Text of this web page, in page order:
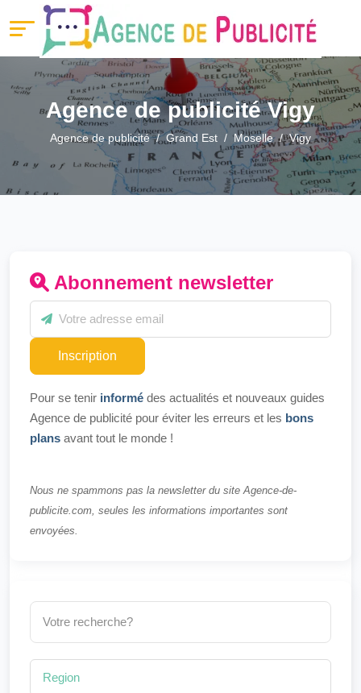
Agence de publicité Vigy
Agence de publicité Grand Est Moselle Vigy
Abonnement newsletter
Inscription
Pour se tenir informé des actualités et nouveaux guides
Agence de publicité pour éviter les erreurs et les bons
plans avant tout le monde !
Nous ne spammons pas la newsletter du site Agence-de-
publicite.com, seules les informations importantes sont
envoyées.